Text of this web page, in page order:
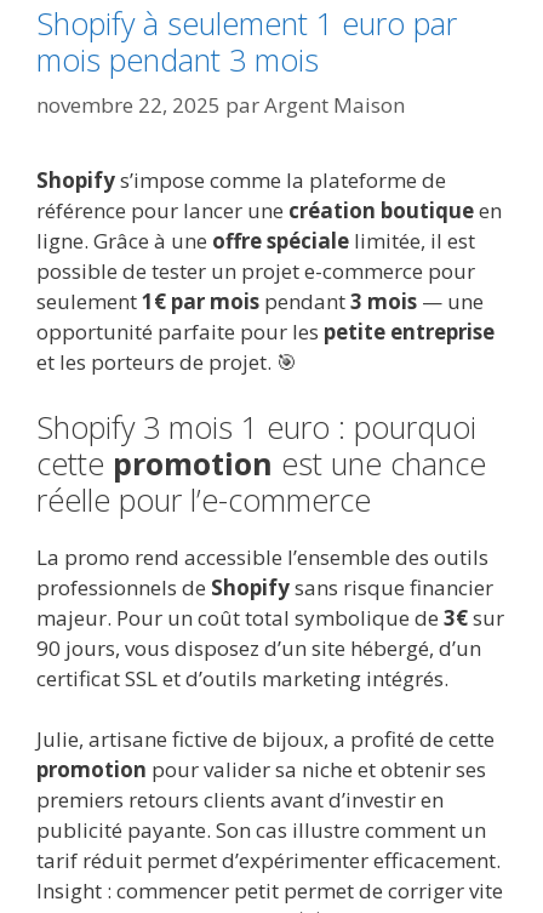
Shopify à seulement 1 euro par
mois pendant 3 mois
novembre 22, 2025 parArgent Maison
Shopifys’impose comme la plateforme de
référence pour lancer une création boutiqueen
ligne. Grâce à une offre spéciale limitée, il est
possible de tester un projet e-commerce pour
seulement1€ par mois pendant3 mois — une
opportunité parfaite pour les petite entreprise
et les porteurs de projet. 🎯
Shopify 3 mois 1 euro : pourquoi
cette promotion est une chance
réelle pour l’e-commerce
La promo rend accessible l’ensemble des outils
professionnels de Shopifysans risque financier
majeur. Pour un coût total symbolique de 3€sur
90 jours, vous disposez d’un site hébergé, d’un
certificat SSL et d’outils marketing intégrés.
Julie, artisane fictive de bijoux, a profité de cette
promotion pour valider sa niche et obtenir ses
premiers retours clients avant d’investir en
publicité payante. Son cas illustre comment un
tarif réduit permet d’expérimenter efficacement.
Insight : commencer petit permet de corriger vite